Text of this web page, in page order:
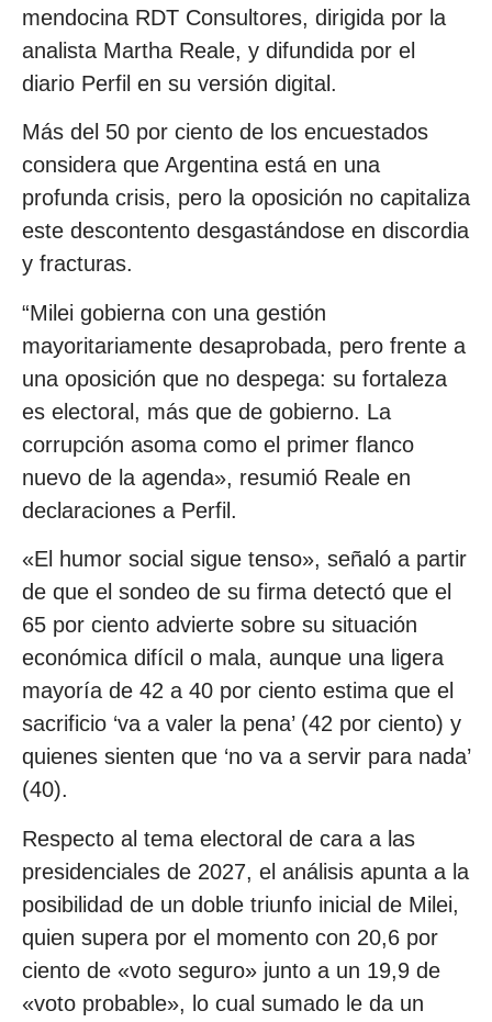
mendocina RDT Consultores, dirigida por la
analista Martha Reale, y difundida por el
diario Perfil en su versión digital.
Más del 50 por ciento de los encuestados
considera que Argentina está en una
profunda crisis, pero la oposición no capitaliza
este descontento desgastándose en discordia
y fracturas.
“Milei gobierna con una gestión
mayoritariamente desaprobada, pero frente a
una oposición que no despega: su fortaleza
es electoral, más que de gobierno. La
corrupción asoma como el primer flanco
nuevo de la agenda», resumió Reale en
declaraciones a Perfil.
«El humor social sigue tenso», señaló a partir
de que el sondeo de su firma detectó que el
65 por ciento advierte sobre su situación
económica difícil o mala, aunque una ligera
mayoría de 42 a 40 por ciento estima que el
sacrificio ‘va a valer la pena’ (42 por ciento) y
quienes sienten que ‘no va a servir para nada’
(40).
Respecto al tema electoral de cara a las
presidenciales de 2027, el análisis apunta a la
posibilidad de un doble triunfo inicial de Milei,
quien supera por el momento con 20,6 por
ciento de «voto seguro» junto a un 19,9 de
«voto probable», lo cual sumado le da un